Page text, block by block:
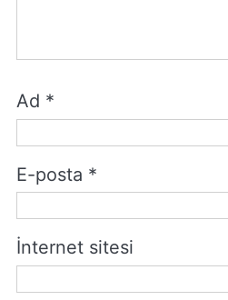
Ad *
E-posta *
İnternet sitesi